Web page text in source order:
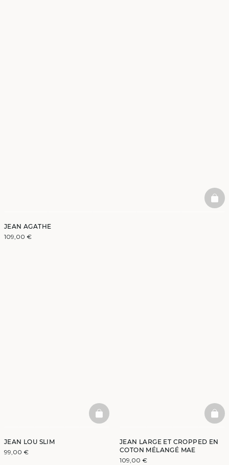
JEAN AGATHE
109,00 €
JEAN LOU SLIM
99,00 €
BASKETFULL
JEAN LARGE ET CROPPED EN
COTON MÉLANGÉ MAE
109,00 €